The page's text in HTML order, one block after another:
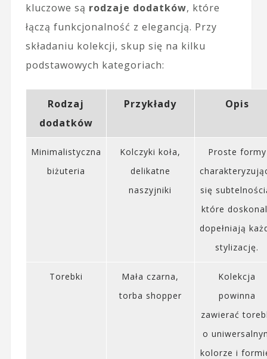
kluczowe są rodzaje dodatków, które
łączą funkcjonalność z elegancją. Przy
składaniu kolekcji, skup się na kilku
podstawowych kategoriach:
Rodzaj
dodatków
Przykłady Opis
Minimalistyczna
biżuteria
Kolczyki koła,
delikatne
naszyjniki
Proste formy
się
które
dopełniają
stylizację.
Torebki
Mała czarna,
torba shopper
Kolekcja
powinna
zawierać
o
kolorze i